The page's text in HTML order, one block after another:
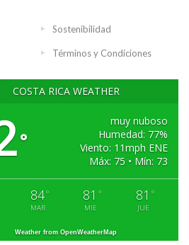
Sostenibilidad
Términos y Condiciones
COSTA RICA WEATHER
°
muy nuboso
Humedad: 77%
Viento: 11mph ENE
Máx: 75 • Mín: 73
84°
MAR
81 °
MIE
81 °
JUE
Weather from OpenWeatherMap